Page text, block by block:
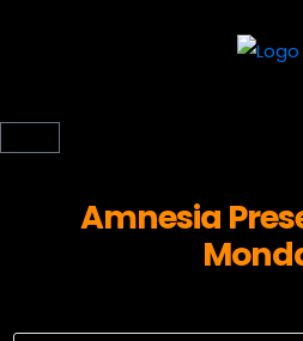
Amnesia